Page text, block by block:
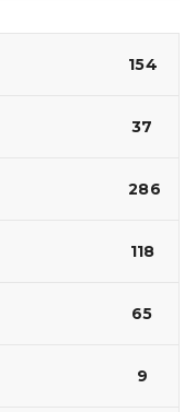
154
37
286
118
65
9